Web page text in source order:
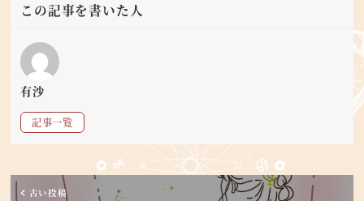
この記事を書いた人
有沙
記事一覧
古い投稿